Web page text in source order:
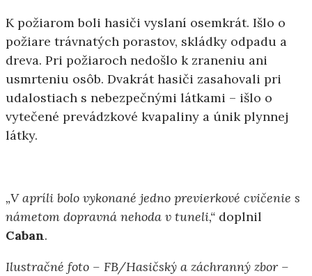
K požiarom boli hasiči vyslaní osemkrát. Išlo o
požiare trávnatých porastov, skládky odpadu a
dreva. Pri požiaroch nedošlo k zraneniu ani
usmrteniu osôb. Dvakrát hasiči zasahovali pri
udalostiach s nebezpečnými látkami – išlo o
vytečené prevádzkové kvapaliny a únik plynnej
látky.
„V apríli bolo vykonané jedno previerkové cvičenie s
námetom dopravná nehoda v tuneli,“ doplnil
Caban.
Ilustračné foto – FB/Hasičský a záchranný zbor –